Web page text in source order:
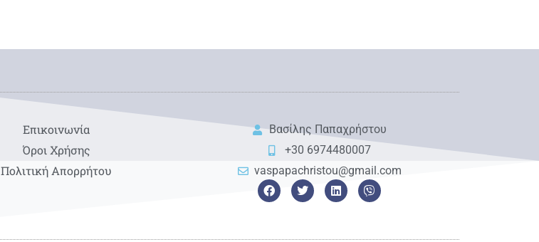
Eπικοινωνία
Όροι Χρήσης
Πολιτική Απορρήτου
Βασίλης Παπαχρήστου
+30 6974480007
vaspapachristou@gmail.com